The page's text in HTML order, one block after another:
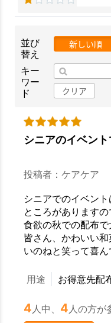
並び
替え
新しい順
キー
ワー
ド
クリア
シニアのイベント
投稿者：ケアケア
シニアでのイベン
ところがありますの
食欲の秋での配布で
皆さん、かわいい
いのねと笑って喜ん
用途 お得意先配
4 人中、 4 人の方が